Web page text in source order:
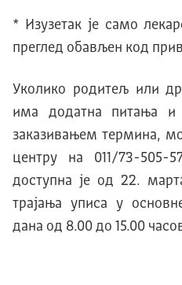
* Изузетак је само
преглед обављен код
Уколико родитељ или
има додатна питања
заказивањем термина,
центру на 011/73-505-
доступна је од 22.
трајања уписа у
дана од 8.00 до 15.00